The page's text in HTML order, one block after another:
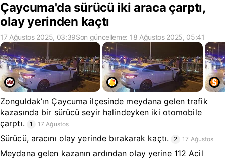
Çaycuma'da sürücü iki araca çarptı,
olay yerinden kaçtı
17 Ağustos 2025, 03:39Son güncelleme: 18 Ağustos 2025, 05:41
Zonguldak’ın Çaycuma ilçesinde meydana gelen trafik
kazasında bir sürücü seyir halindeyken iki otomobile
çarptı.
1 17 Ağustos
Sürücü, aracını olay yerinde bırakarak kaçtı. 2 17 Ağustos
Meydana gelen kazanın ardından olay yerine 112 Acil